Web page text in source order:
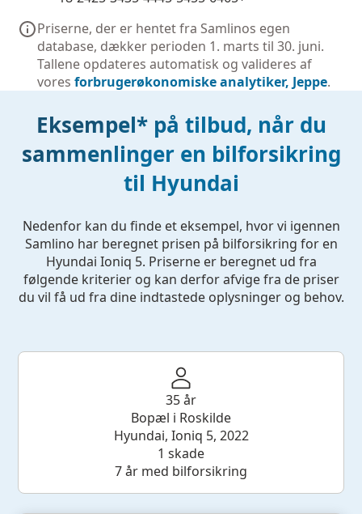
Priserne, der er hentet fra Samlinos egen
database, dækker perioden 1. marts til 30. juni.
Tallene opdateres automatisk og valideres af
voresforbrugerøkonomiske analytiker, Jeppe.
Eksempel* på tilbud, når du
sammenlinger en bilforsikring
til Hyundai
Nedenfor kan du finde et eksempel, hvor vi igennen
Samlino har beregnet prisen på bilforsikring for en
Hyundai Ioniq 5. Priserne er beregnet ud fra
følgende kriterier og kan derfor afvige fra de priser
du vil få ud fra dine indtastede oplysninger og behov.
35 år
Bopæl i Roskilde
Hyundai, Ioniq 5, 2022
1 skade
7 år med bilforsikring